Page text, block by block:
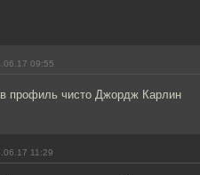
09:55
профиль чисто Джордж Карлин
11:29